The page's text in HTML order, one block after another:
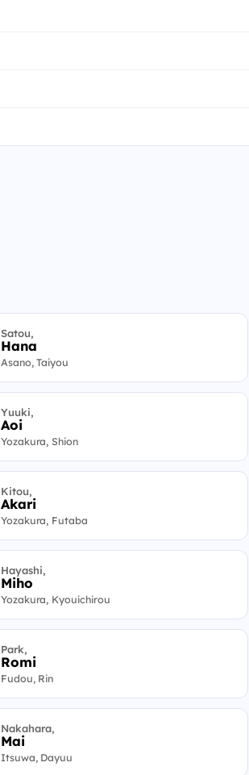
Satou,
Hana
Asano, Taiyou
Yuuki,
Aoi
Yozakura, Shion
Kitou,
Akari
Yozakura, Futaba
Hayashi,
Miho
Yozakura, Kyouichirou
Park,
Romi
Fudou, Rin
Nakahara,
Mai
Itsuwa, Dayuu